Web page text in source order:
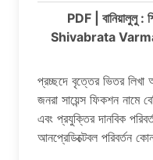
PDF | বানিয়ালুলু
Shivabrata
প্রচ্ছদে বৃত্তের ভিতর লিখা
জনরা সায়েন্স ফিকশন নামে
এবং প্রযুক্তির দানবিক
আনপ্রেডিক্টেবল পরিবর্তন